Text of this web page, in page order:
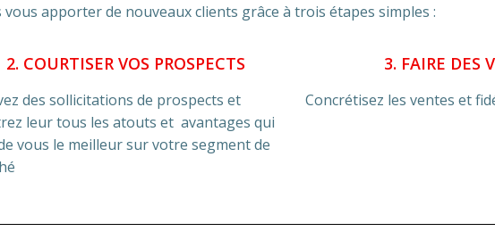
vous apporter de nouveaux clients grâce à trois étapes simples :
2. COURTISER VOS PROSPECTS 3. FAIRE DES
des sollicitations de prospects et
leur tous les atouts et avantages qui
vous le meilleur sur votre segment de
Concrétisez les ventes et